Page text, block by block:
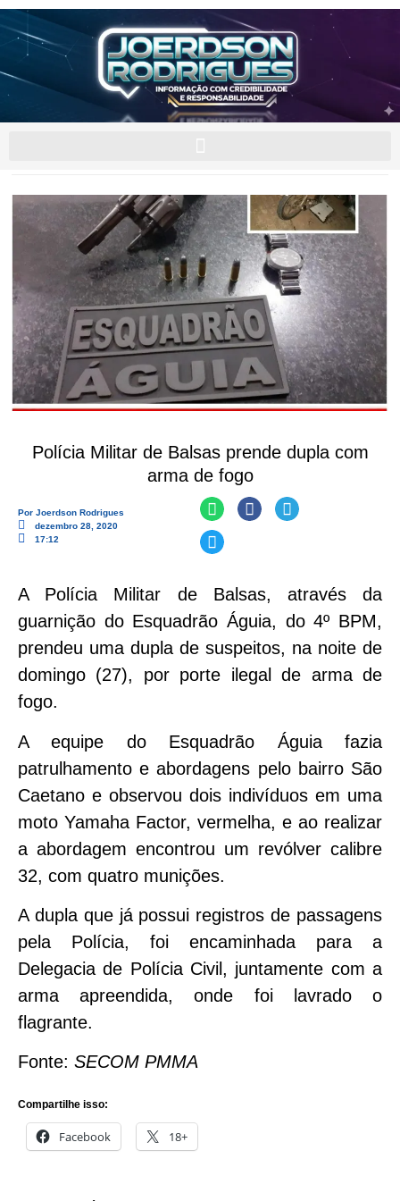
Polícia Militar de Balsas prende dupla com
arma de fogo
Por Joerdson Rodrigues
dezembro 28, 2020
17:12
A Polícia Militar de Balsas, através da
guarnição do Esquadrão Águia, do 4º BPM,
prendeu uma dupla de suspeitos, na noite de
domingo (27), por porte ilegal de arma de
fogo.
A equipe do Esquadrão Águia fazia
patrulhamento e abordagens pelo bairro São
Caetano e observou dois indivíduos em uma
moto Yamaha Factor, vermelha, e ao realizar
a abordagem encontrou um revólver calibre
32, com quatro munições.
A dupla que já possui registros de passagens
pela Polícia, foi encaminhada para a
Delegacia de Polícia Civil, juntamente com a
arma apreendida, onde foi lavrado o
flagrante.
Fonte: SECOM PMMA
Compartilhe isso:
Facebook 18+